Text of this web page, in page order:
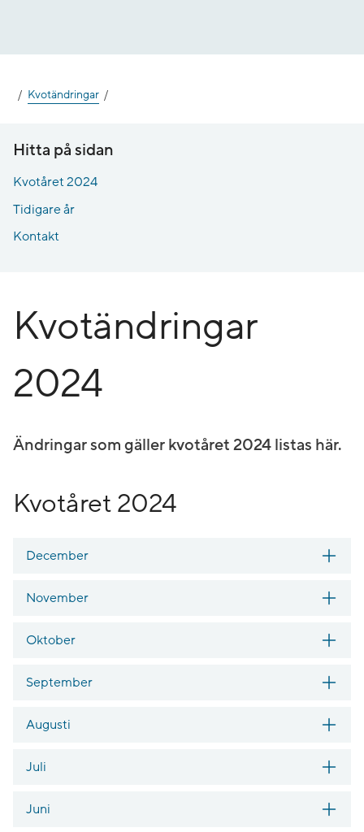
Kvotändringar
Hitta på sidan
Kvotåret 2024
Tidigare år
Kontakt
Kvotändringar
2024
Ändringar som gäller kvotåret 2024 listas här.
Kvotåret 2024
December
November
Oktober
September
Augusti
Juli
Juni